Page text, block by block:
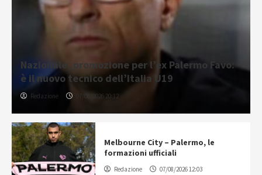
Nazionale, promozione per l’ex Palermo Favo:
è il nuovo tecnico dell’Italia U19
Redazione 07/08/2026 20:12
Melbourne City – Palermo, le
formazioni ufficiali
Redazione 07/08/2026 12:03